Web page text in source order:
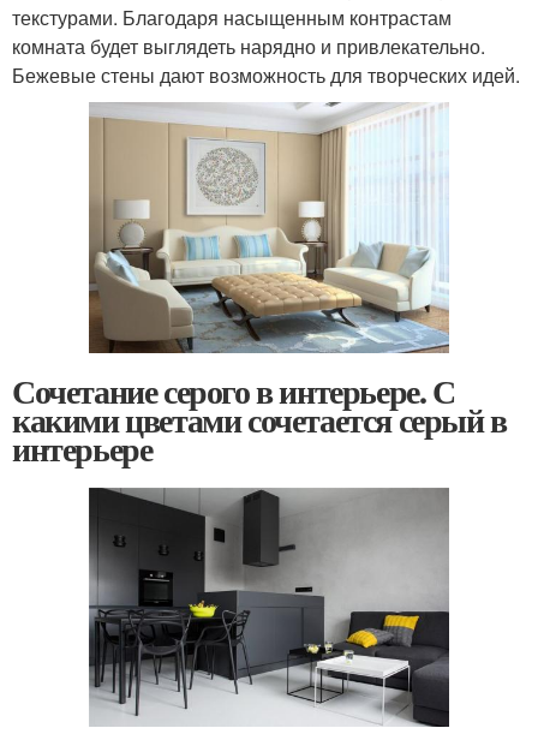
текстурами. Благодаря насыщенным контрастам
комната будет выглядеть нарядно и привлекательно.
Бежевые стены дают возможность для творческих идей.
Сочетание серого в интерьере. С
какими цветами сочетается серый в
интерьере